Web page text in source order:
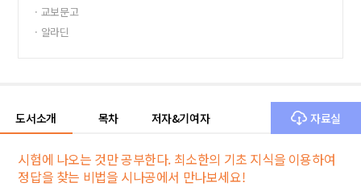
· 교보문고
· 알라딘
도서소개 목차 저자&기여자 자료실
시험에 나오는 것만 공부한다. 최소한의 기초 지식을 이용하여
정답을 찾는 비법을 시나공에서 만나보세요!